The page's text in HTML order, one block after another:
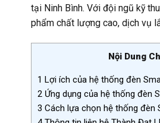
tại Ninh Bình. Với đội ngũ kỹ
phẩm chất lượng cao, dịch vụ
Nội Dung
1 Lợi ích của hệ thống đèn
2 Ứng dụng của hệ thống đèn
3 Cách lựa chọn hệ thống đèn